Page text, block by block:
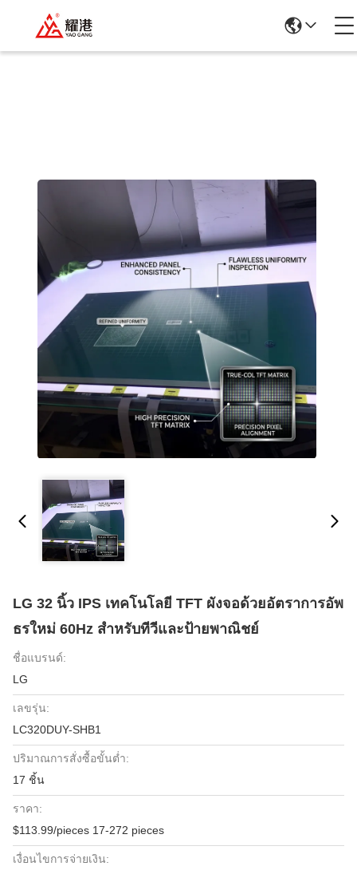
LG 32 นิ้ว IPS เทคโนโลยี TFT ผังจอด้วยอัตราการอัพ
ธรใหม่ 60Hz สําหรับทีวีและป้ายพาณิชย์
ชื่อแบรนด์:
LG
เลขรุ่น:
LC320DUY-SHB1
ปริมาณการสั่งซื้อขั้นต่ำ:
17 ชิ้น
ราคา:
$113.99/pieces 17-272 pieces
เงื่อนไขการจ่ายเงิน: